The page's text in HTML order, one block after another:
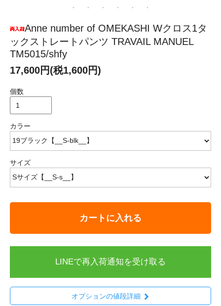
Anne number of OMEKASHI Wクロス1タ
ックストレートパンツ TRAVAIL MANUEL
TM5015/shfy
17,600円(税1,600円)
個数
カラー
サイズ
カートに入れる
LINEで再入荷通知を受け取る
オプションの値段詳細